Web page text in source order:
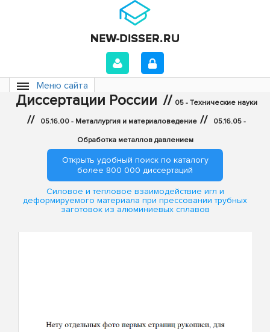
Меню сайта
Диссертации России // 05 - Технические науки
// 05.16.00 - Металлургия и материаловедение // 05.16.05 -
Обработка металлов давлением
Открыть удобный поиск по каталогу
более 800 000 диссертаций
Силовое и тепловое взаимодействие игл и
деформируемого материала при прессовании трубных
заготовок из алюминиевых сплавов